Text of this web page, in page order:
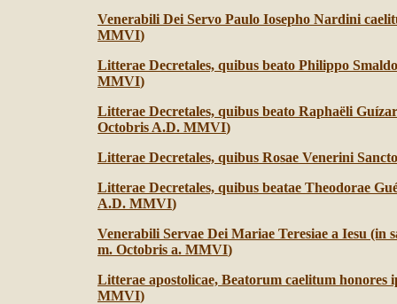
Venerabili Dei Servo Paulo Iosepho Nardini
MMVI)
Litterae Decretales, quibus beato Philippo
MMVI)
Litterae Decretales, quibus beato Raphaëli
Octobris A.D. MMVI)
Litterae Decretales, quibus Rosae Venerini
Litterae Decretales, quibus beatae Theodorae
A.D. MMVI)
Venerabili Servae Dei Mariae Teresiae a Iesu
m. Octobris a. MMVI)
Litterae apostolicae, Beatorum caelitum
MMVI)